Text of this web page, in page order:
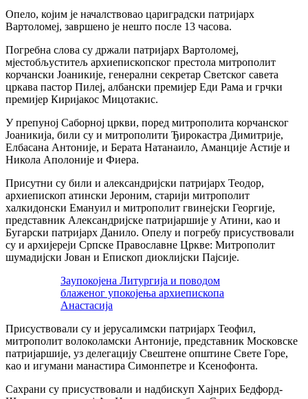
Опело, којим је началствовао цариградски патријарх
Вартоломеј, завршено је нешто после 13 часова.
Погребна слова су држали патријарх Вартоломеј,
мјестобљуститељ архиепископског престола митрополит
корчански Јоаникије, генерални секретар Светског савета
цркава пастор Пилеј, албански премијер Еди Рама и грчки
премијер Киријакос Мицотакис.
У препуној Саборној цркви, поред митрополита корчанског
Јоаникија, били су и митрополити Ђирокастра Димитрије,
Елбасана Антоније, и Берата Натанаило, Аманције Астије и
Никола Аполоније и Фиера.
Присутни су били и александријски патријарх Теодор,
архиепископ атински Јероним, старији митрополит
халкидонски Емануил и митрополит гвинејски Георгије,
представник Александријске патријаршије у Атини, као и
Бугарски патријарх Данило. Опелу и погребу присуствовали
су и архијереји Српске Православне Цркве: Митрополит
шумадијски Јован и Епископ диоклијски Пајсије.
Зaупокојена Литургија и поводом
блаженог упокојења архиепископа
Анастасија
Присуствовали су и јерусалимски патријарх Теофил,
митрополит волоколамски Антоније, представник Московске
патријаршије, уз делегацију Свештене општине Свете Горе,
као и игумани манастира Симонпетре и Ксенофонта.
Сахрани су присуствовали и надбискуп Хајнрих Бедфорд-